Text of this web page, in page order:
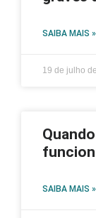
SAIBA MAIS »
19 de julho
SAIBA MAIS »